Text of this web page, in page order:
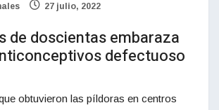
27 julio, 2022
de doscientas embaraza
defectuoso
obtuvieron las píldoras en centros